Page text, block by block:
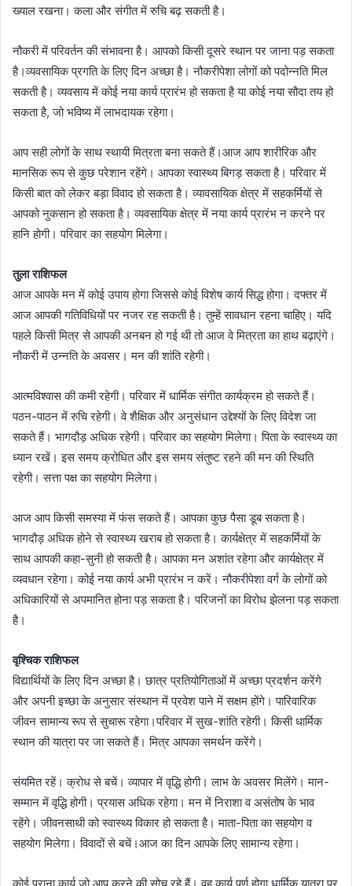
ख्याल रखना। कला और संगीत में रुचि बढ़ सकती है।
नौकरी में परिवर्तन की संभावना है। आपको किसी दूसरे स्थान पर जाना पड़ सकता
है।व्यवसायिक प्रगति के लिए दिन अच्छा है। नौकरीपेशा लोगों को पदोन्नति मिल
सकती है। व्यवसाय में कोई नया कार्य प्रारंभ हो सकता है या कोई नया सौदा तय हो
सकता है, जो भविष्य में लाभदायक रहेगा।
आप सही लोगों के साथ स्थायी मित्रता बना सकते हैं।आज आप शारीरिक और
मानसिक रूप से कुछ परेशान रहेंगे। आपका स्वास्थ्य बिगड़ सकता है। परिवार में
किसी बात को लेकर बड़ा विवाद हो सकता है। व्यावसायिक क्षेत्र में सहकर्मियों से
आपको नुकसान हो सकता है। व्यवसायिक क्षेत्र में नया कार्य प्रारंभ न करने पर
हानि होगी। परिवार का सहयोग मिलेगा।
तुला राशिफल
आज आपके मन में कोई उपाय होगा जिससे कोई विशेष कार्य सिद्ध होगा। दफ्तर में
आज आपकी गतिविधियों पर नजर रह सकती है। तुम्हें सावधान रहना चाहिए। यदि
पहले किसी मित्र से आपकी अनबन हो गई थी तो आज वे मित्रता का हाथ बढ़ाएंगे।
नौकरी में उन्नति के अवसर। मन की शांति रहेगी।
आत्मविश्वास की कमी रहेगी। परिवार में धार्मिक संगीत कार्यक्रम हो सकते हैं।
पठन-पाठन में रुचि रहेगी। वे शैक्षिक और अनुसंधान उद्देश्यों के लिए विदेश जा
सकते हैं। भागदौड़ अधिक रहेगी। परिवार का सहयोग मिलेगा। पिता के स्वास्थ्य का
ध्यान रखें। इस समय क्रोधित और इस समय संतुष्ट रहने की मन की स्थिति
रहेगी। सत्ता पक्ष का सहयोग मिलेगा।
आज आप किसी समस्या में फंस सकते हैं। आपका कुछ पैसा डूब सकता है।
भागदौड़ अधिक होने से स्वास्थ्य खराब हो सकता है। कार्यक्षेत्र में सहकर्मियों के
साथ आपकी कहा-सुनी हो सकती है। आपका मन अशांत रहेगा और कार्यक्षेत्र में
व्यवधान रहेगा। कोई नया कार्य अभी प्रारंभ न करें। नौकरीपेशा वर्ग के लोगों को
अधिकारियों से अपमानित होना पड़ सकता है। परिजनों का विरोध झेलना पड़ सकता
है।
वृश्चिक राशिफल
विद्यार्थियों के लिए दिन अच्छा है। छात्र प्रतियोगिताओं में अच्छा प्रदर्शन करेंगे
और अपनी इच्छा के अनुसार संस्थान में प्रवेश पाने में सक्षम होंगे। पारिवारिक
जीवन सामान्य रूप से सुचारू रहेगा।परिवार में सुख-शांति रहेगी। किसी धार्मिक
स्थान की यात्रा पर जा सकते हैं। मित्र आपका समर्थन करेंगे।
संयमित रहें। क्रोध से बचें। व्यापार में वृद्धि होगी। लाभ के अवसर मिलेंगे। मान-
सम्मान में वृद्धि होगी। प्रयास अधिक रहेगा। मन में निराशा व असंतोष के भाव
रहेंगे। जीवनसाथी को स्वास्थ्य विकार हो सकता है। माता-पिता का सहयोग व
सहयोग मिलेगा। विवादों से बचें।आज का दिन आपके लिए सामान्य रहेगा।